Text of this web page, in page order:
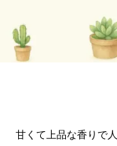
甘くて上品な香りで